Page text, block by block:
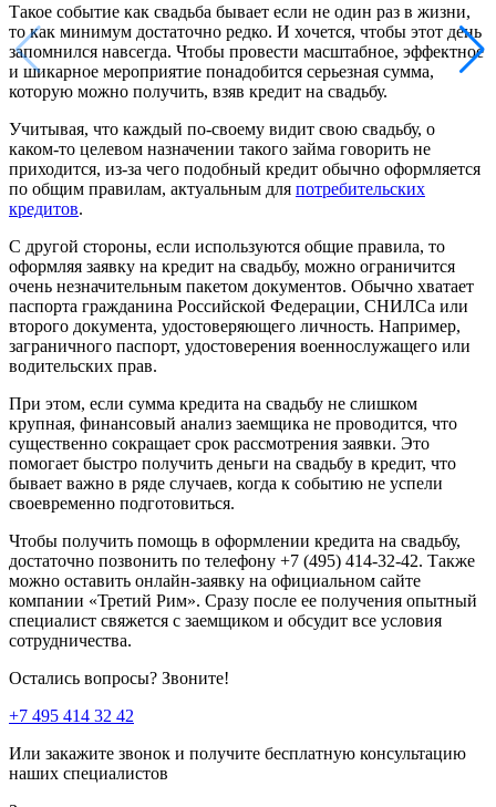
Такое событие как свадьба бывает если не один раз в жизни,
то как минимум достаточно редко. И хочется, чтобы этот день
запомнился навсегда. Чтобы провести масштабное, эффектное
и шикарное мероприятие понадобится серьезная сумма,
которую можно получить, взяв кредит на свадьбу.
Учитывая, что каждый по-своему видит свою свадьбу, о
каком-то целевом назначении такого займа говорить не
приходится, из-за чего подобный кредит обычно оформляется
по общим правилам, актуальным для потребительских
кредитов.
С другой стороны, если используются общие правила, то
оформляя заявку на кредит на свадьбу, можно ограничится
очень незначительным пакетом документов. Обычно хватает
паспорта гражданина Российской Федерации, СНИЛСа или
второго документа, удостоверяющего личность. Например,
заграничного паспорт, удостоверения военнослужащего или
водительских прав.
При этом, если сумма кредита на свадьбу не слишком
крупная, финансовый анализ заемщика не проводится, что
существенно сокращает срок рассмотрения заявки. Это
помогает быстро получить деньги на свадьбу в кредит, что
бывает важно в ряде случаев, когда к событию не успели
своевременно подготовиться.
Чтобы получить помощь в оформлении кредита на свадьбу,
достаточно позвонить по телефону +7 (495) 414-32-42. Также
можно оставить онлайн-заявку на официальном сайте
компании «Третий Рим». Сразу после ее получения опытный
специалист свяжется с заемщиком и обсудит все условия
сотрудничества.
Остались вопросы? Звоните!
+7 495 414 32 42
Или закажите звонок и получите бесплатную консультацию
наших специалистов